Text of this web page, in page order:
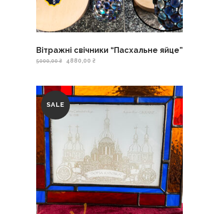
Вітражні свічники “Пасхальне яйце”
5000,00₴ 4880,00 ₴
SALE